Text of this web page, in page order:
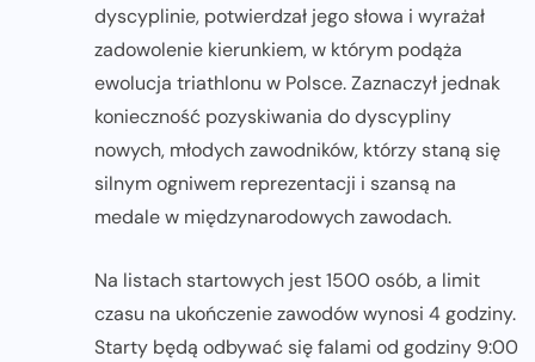
dyscyplinie, potwierdzał jego słowa i wyrażał
zadowolenie kierunkiem, w którym podąża
ewolucja triathlonu w Polsce. Zaznaczył jednak
konieczność pozyskiwania do dyscypliny
nowych, młodych zawodników, którzy staną się
silnym ogniwem reprezentacji i szansą na
medale w międzynarodowych zawodach.
Na listach startowych jest 1500 osób, a limit
czasu na ukończenie zawodów wynosi 4 godziny.
Starty będą odbywać się falami od godziny 9:00